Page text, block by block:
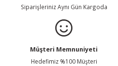
Siparişleriniz Aynı Gün Kargoda
Müşteri Memnuniyeti
Hedefimiz %100 Müşteri